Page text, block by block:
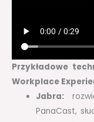
Przykładowe
Workplace
Jabra:
PanaCast,